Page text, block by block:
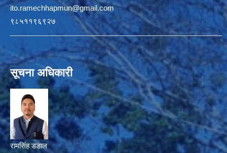
ito.ramechhapmun@gmail.com
९८५११९६९२७
सूचना अधिकारी
रामसिंह डडाल